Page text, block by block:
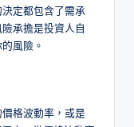
定都包含了需承
承擔是投資人自
風險。
格波動率，或是